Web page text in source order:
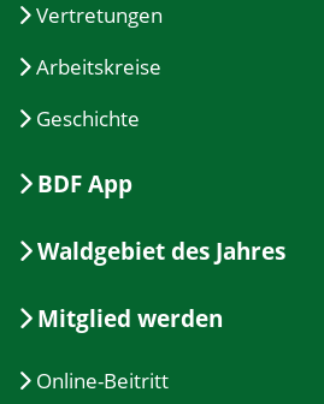
Vertretungen
Arbeitskreise
Geschichte
BDF App
Waldgebiet des Jahres
Mitglied werden
Online-Beitritt